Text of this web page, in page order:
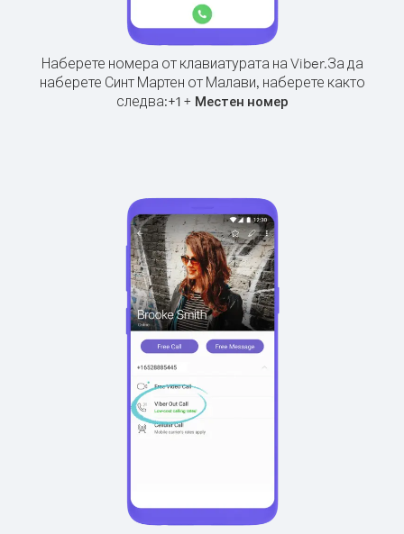
Наберете номера от клавиатурата на Viber.За да
наберете Синт Мартен от Малави, наберете както
следва:+1+ Местен номер